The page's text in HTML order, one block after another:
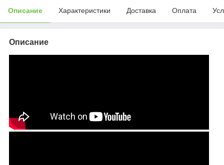
Описание Характеристики Доставка Оплата
Описание